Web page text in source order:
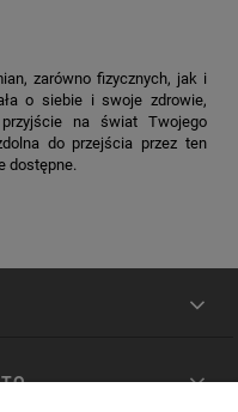
zarówno fizycznych, jak i
o siebie i swoje zdrowie,
na świat Twojego
do przejścia przez ten
dostępne.